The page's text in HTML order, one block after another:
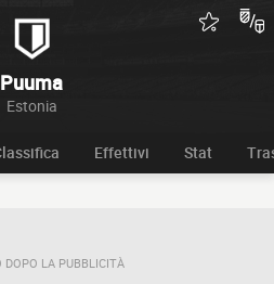
Puuma
Estonia
Effettivi Stat
DOPO LA PUBBLICITÀ